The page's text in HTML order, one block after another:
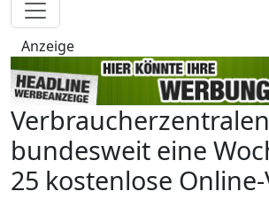
Anzeige
bundesweit eine
25 kostenlose